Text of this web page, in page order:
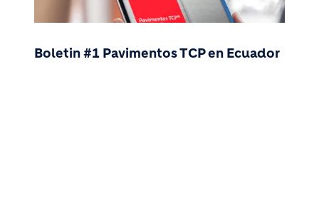
Boletin #1 Pavimentos TCP en Ecuador